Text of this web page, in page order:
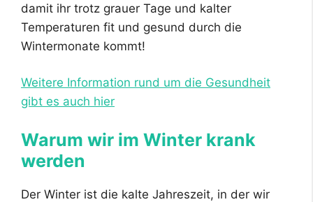
damit ihr trotz grauer Tage und kalter
Temperaturen fit und gesund durch die
Wintermonate kommt!
Weitere Information rund um die Gesundheit
gibt es auch hier
Warum wir im Winter krank
werden
Der Winter ist die kalte Jahreszeit, in der wir